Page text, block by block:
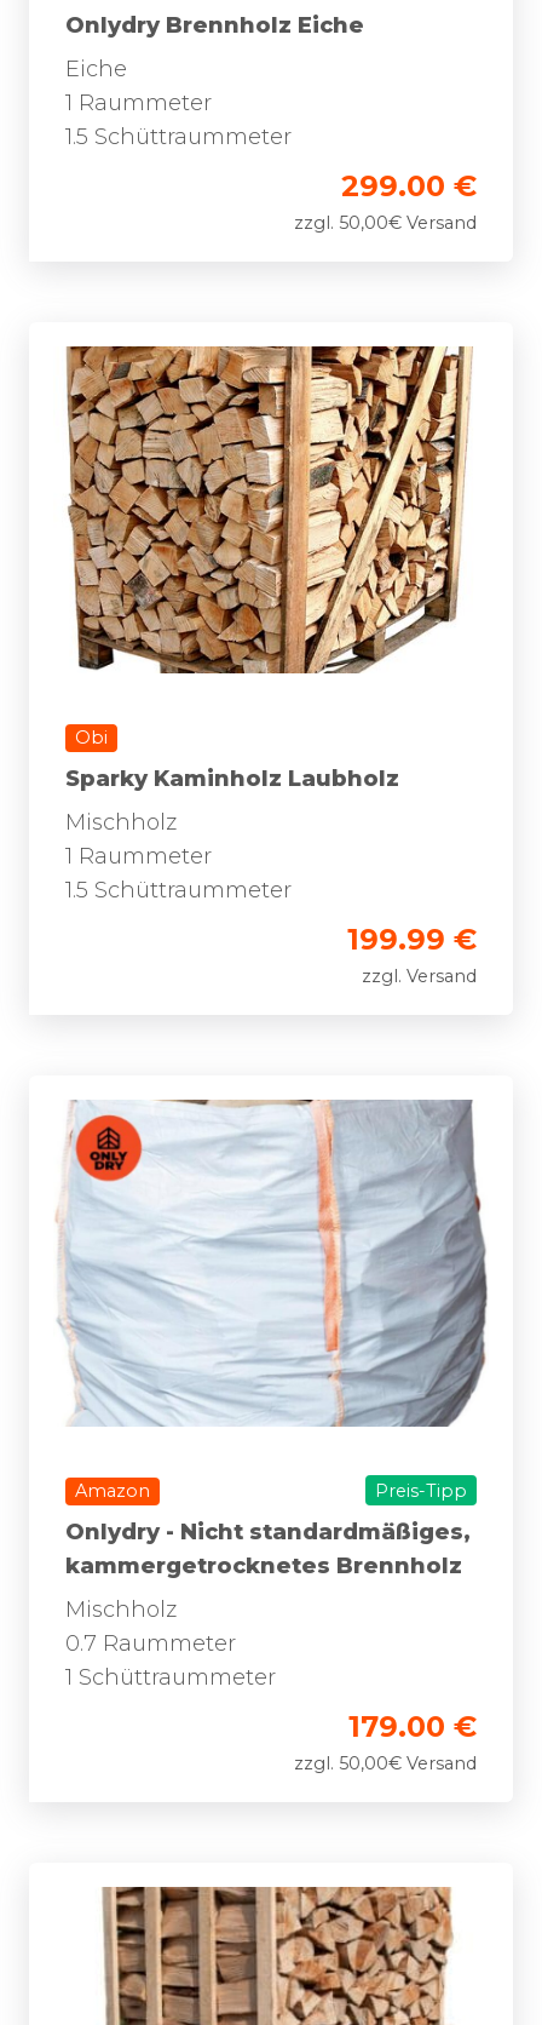
Onlydry Brennholz Eiche
Eiche
1 Raummeter
1.5 Schüttraummeter
299.00 €
zzgl. 50,00€ Versand
Obi
Sparky Kaminholz Laubholz
Mischholz
1 Raummeter
1.5 Schüttraummeter
199.99 €
zzgl. Versand
Amazon Preis-Tipp
Onlydry - Nicht standardmäßiges,
kammergetrocknetes Brennholz
Mischholz
0.7 Raummeter
1 Schüttraummeter
179.00 €
zzgl. 50,00€ Versand